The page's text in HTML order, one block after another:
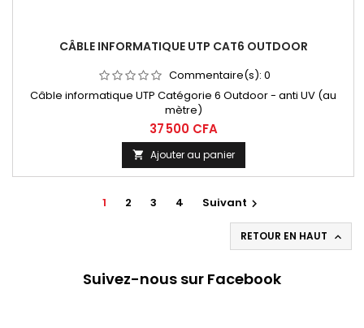
CÂBLE INFORMATIQUE UTP CAT6 OUTDOOR
Commentaire(s): 0
Câble informatique UTP Catégorie 6 Outdoor - anti UV (au
mètre)
37 500 CFA
 Ajouter au panier
1 2 3 4 Suivant 
RETOUR EN HAUT 
Suivez-nous sur Facebook